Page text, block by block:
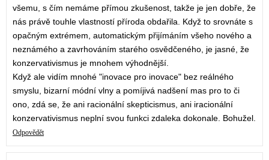
všemu, s čím nemáme přímou zkušenost, takže je jen dobře, že
nás právě touhle vlastností příroda obdařila. Když to srovnáte s
opačným extrémem, automatickým přijímáním všeho nového a
neznámého a zavrhováním starého osvědčeného, je jasné, že
konzervativismus je mnohem výhodnější.
Když ale vidím mnohé "inovace pro inovace" bez reálného
smyslu, bizarní módní vlny a pomíjivá nadšení mas pro to či
ono, zdá se, že ani racionální skepticismus, ani iracionální
konzervativismus neplní svou funkci zdaleka dokonale. Bohužel.
Odpovědět